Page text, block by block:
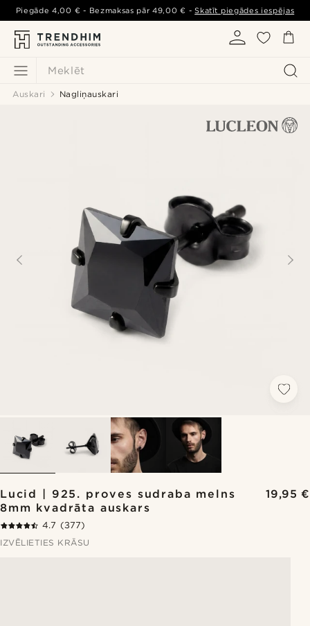
Meklēt
Piegāde4,00 € - Bezmaksas pār49,00 € -Skatīt piegādes iespējas
Auskari Nagliņauskari
Lucid | 925. proves sudraba melns
8mm kvadrāta auskars
19,95 €
4.7 (377)
IZVĒLIETIES KRĀSU